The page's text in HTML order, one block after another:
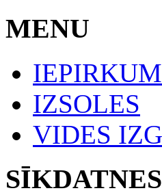
MENU
IZSOLES
VIDES